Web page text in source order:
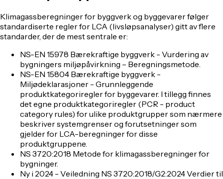
Klimagassberegninger for byggverk og byggevarer følger
standardiserte regler for LCA (livsløpsanalyser) gitt av flere
standarder, der de mest sentrale er:
NS-EN 15978 Bærekraftige byggverk - Vurdering av
bygningers miljøpåvirkning – Beregningsmetode
NS-EN 15804 Bærekraftige byggverk -
Miljødeklarasjoner - Grunnleggende
produktkategoriregler for byggevarer. I tillegg finnes
det egne produktkategoriregler (PCR - product
category rules) for ulike produktgrupper som nærmere
beskriver systemgrenser og forutsetninger som
gjelder for LCA-beregninger for disse
produktgruppene.
NS 3720:2018 Metode for klimagassberegninger for
bygninger.
Ny i 2024 - Veiledning NS 3720:2018/G2:2024Verdier til